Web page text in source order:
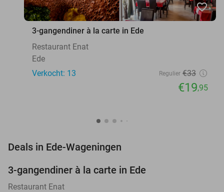
favorite_border
3-gangendiner à la carte in Ede
Restaurant Enat
Ede
Verkocht: 13
Regulier €33
€19,95
Deals in Ede-Wageningen
NEW
TODAY
3-gangendiner à la carte in Ede
Restaurant Enat